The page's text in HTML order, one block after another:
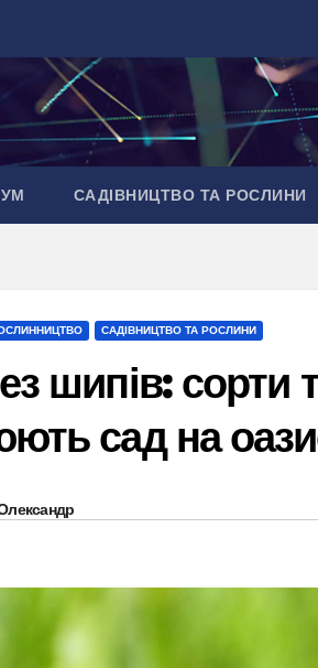
САДІВНИЦТВО ТА РОСЛИНИ
САДІВНИЦТВО ТА РОСЛИНИ
шипів: сорти
сад на